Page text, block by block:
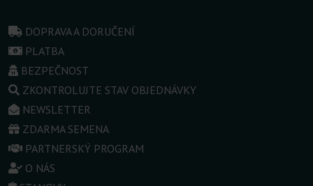
DOPRAVA A DORUČENÍ
PLATBA
BEZPEČNOST
ZKONTROLUJTE STAV OBJEDNÁVKY
NEWSLETTER
ZDARMA SEMENA
PARTNERSKÝ PROGRAM
O NÁS